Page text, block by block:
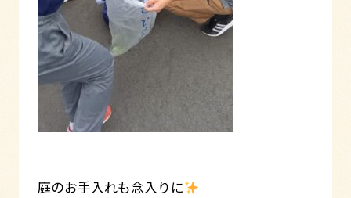
庭のお手入れも念入りに